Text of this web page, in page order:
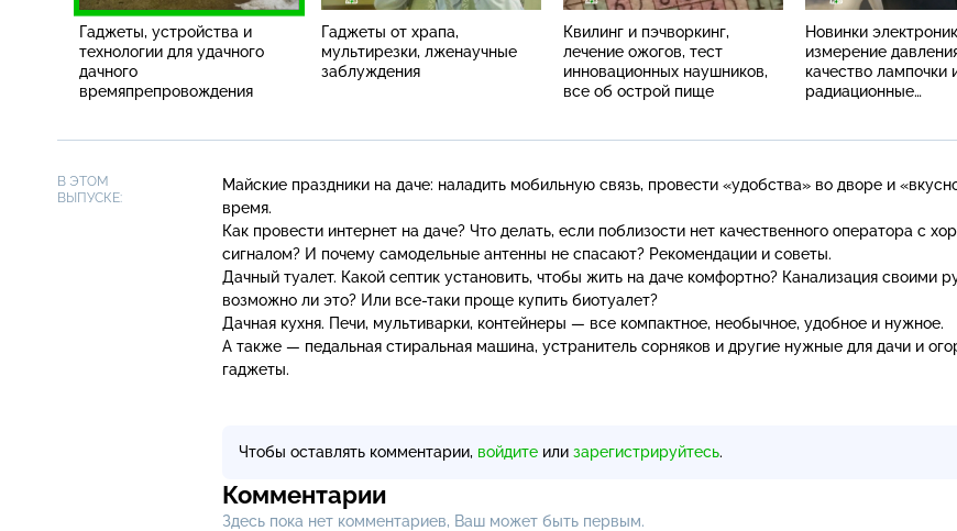
Гаджеты, устройства и
технологии для удачного
дачного
времяпрепровождения
Гаджеты от храпа,
мультирезки, лженаучные
заблуждения
Квилинг и пэчворкинг,
лечение ожогов, тест
инновационных наушников,
все об острой пище
Новинки
измерение
качество лампочки
радиационные
В ЭТОМ
ВЫПУСКЕ:
Майские праздники на даче: наладить мобильную связь, провести «удобства» во дворе и
время.
Как провести интернет на даче? Что делать, если поблизости нет качественного оператора с
сигналом? И почему самодельные антенны не спасают? Рекомендации и советы.
Дачный туалет. Какой септик установить, чтобы жить на даче комфортно? Канализация своими
возможно ли это? Или все-таки проще купить биотуалет?
Дачная кухня. Печи, мультиварки, контейнеры — все компактное, необычное, удобное и нужное.
А также — педальная стиральная машина, устранитель сорняков и другие нужные для дачи и
гаджеты.
Чтобы оставлять комментарии, войдите или зарегистрируйтесь.
Комментарии
Здесь пока нет комментариев, Ваш может быть первым.